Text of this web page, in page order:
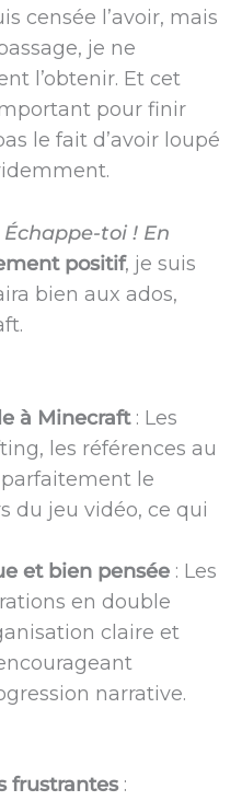
censée l’avoir, mais
je ne
l’obtenir. Et cet
pour finir
le fait d’avoir loupé
toi ! En
positif, je suis
bien aux ados,
à Minecraft: Les
les références au
le
du jeu vidéo, ce qui
et bien pensée : Les
en double
claire et
narrative.
frustrantes: